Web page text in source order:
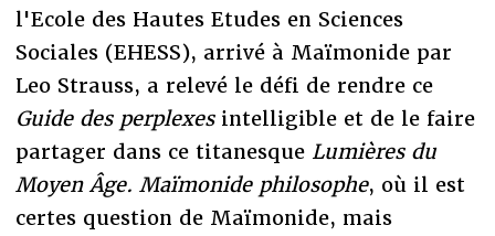
l'Ecole des Hautes Etudes en Sciences
Sociales (EHESS), arrivé à Maïmonide par
Leo Strauss, a relevé le défi de rendre ce
Guide des perplexesintelligible et de le faire
partager dans ce titanesque Lumières du
Moyen Âge. Maïmonide philosophe, où il est
certes question de Maïmonide, mais